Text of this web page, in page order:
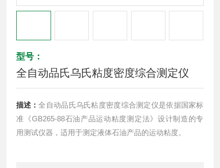
型号：
全自动品氏乌氏粘度密度综合测定仪
描述：全自动品氏乌氏粘度密度综合测定仪是依据国家标
准《GB265-88石油产品运动粘度测定法》设计制造的专
用测试仪器，适用于测定液体石油产品的运动粘度。